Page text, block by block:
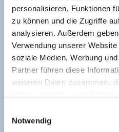
personalisieren, Funktionen
zu können und die Zugriffe
analysieren. Außerdem
Verwendung unserer
soziale Medien, Werbung
Partner führen diese
weiteren Daten zusammen,
Notwendig